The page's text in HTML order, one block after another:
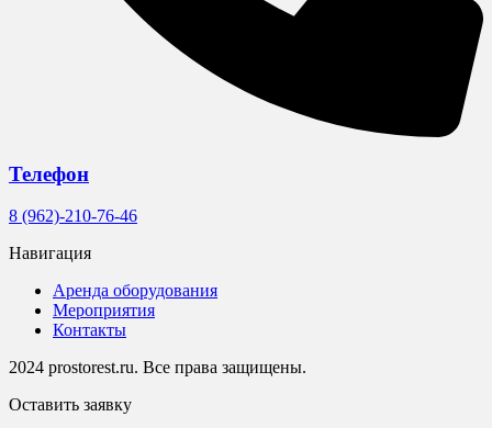
Телефон
8 (962)-210-76-46
Навигация
Аренда оборудования
Мероприятия
Контакты
2024 prostorest.ru. Все права защищены.
Оставить заявку